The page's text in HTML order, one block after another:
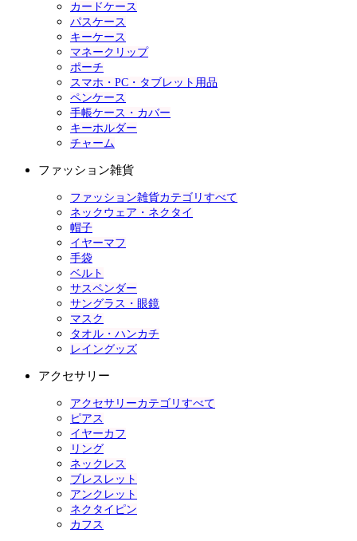
カードケース
パスケース
キーケース
マネークリップ
ポーチ
スマホ・PC・タブレット用品
ペンケース
手帳ケース・カバー
キーホルダー
チャーム
ファッション雑貨
ファッション雑貨カテゴリすべて
ネックウェア・ネクタイ
帽子
イヤーマフ
手袋
ベルト
サスペンダー
サングラス・眼鏡
マスク
タオル・ハンカチ
レイングッズ
アクセサリー
アクセサリーカテゴリすべて
ピアス
イヤーカフ
リング
ネックレス
ブレスレット
アンクレット
ネクタイピン
カフス